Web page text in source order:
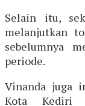
Selain itu,
melanjutkan
sebelumnya
periode.
Vinanda juga
Kota Kediri